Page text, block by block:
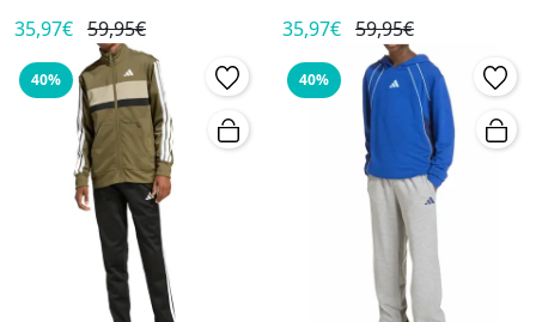
35,97€ 59,95€ 35,97€ 59,95€
40% 40%